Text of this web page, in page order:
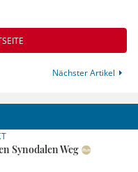
Nächster Artikel
Synodalen Weg